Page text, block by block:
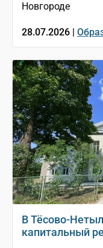
Новгороде
28.07.2026 |
В Тёсово-
капитальный